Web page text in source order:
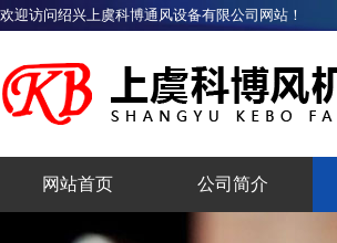
欢迎访问绍兴上虞科博通风设备有限公司网站！
网站首页 公司简介